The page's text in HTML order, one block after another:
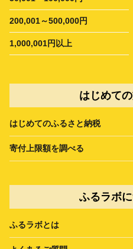
200,001～500,000円
1,000,001円以上
はじめて
はじめてのふるさと納税
寄付上限額を調べる
ふるラボ
ふるラボとは